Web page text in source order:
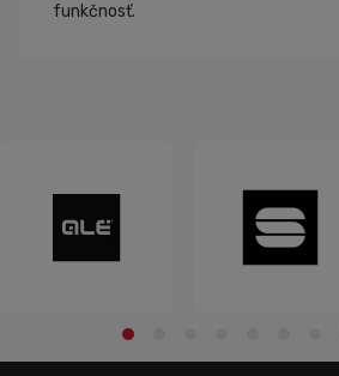
funkčnosť.